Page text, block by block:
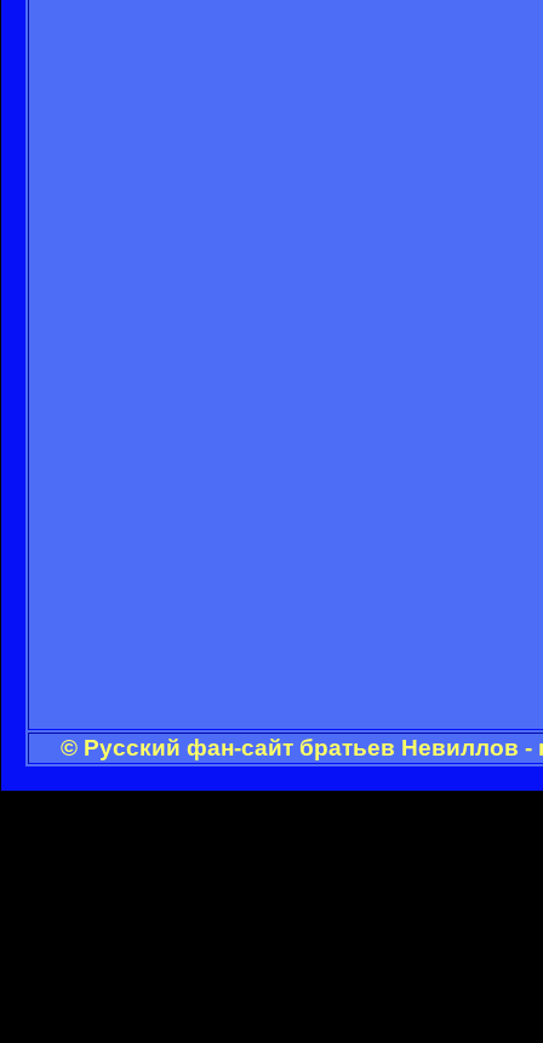
© Русский фан-сайт братьев Невиллов